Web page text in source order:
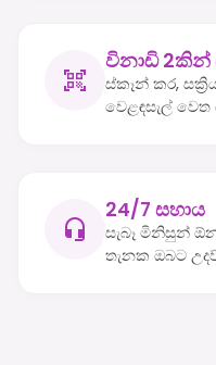
විනාඩි 2කින්
ස්කෑන් කර,
වෙළඳසැල්
24/7 සහාය
සැබෑ මිනිසුන්
තැනක ඔබට